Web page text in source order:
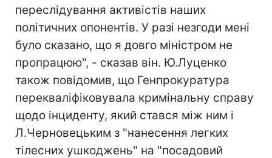
переслідування активістів наших
політичних опонентів. У разі незгоди мені
було сказано, що я довго міністром не
пропрацюю", - сказав він. Ю.Луценко
також повідомив, що Генпрокуратура
перекваліфіковувала кримінальну справу
щодо інциденту, який стався між ним і
Л.Черновецьким з "нанесення легких
тілесних ушкоджень" на "посадовий